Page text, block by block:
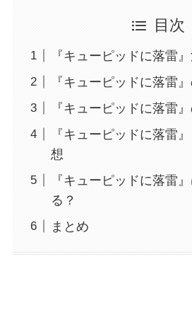
目次
『キューピッドに落雷
『キューピッドに落雷
『キューピッドに落雷
『キューピッドに落雷
想
『キューピッドに落雷
る？
まとめ